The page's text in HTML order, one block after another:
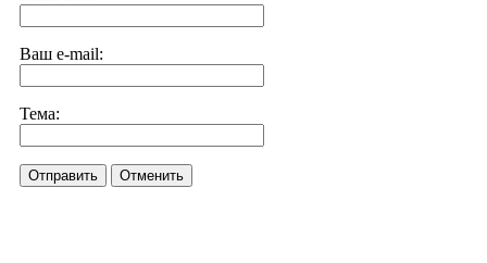
Ваш e-mail:
Тема:
Отправить Отменить